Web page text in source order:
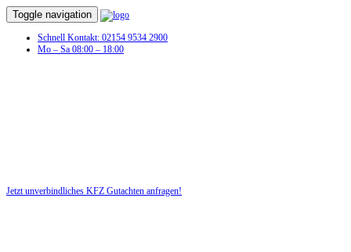
Toggle navigation
Schnell Kontakt: 02154 9534 2900
Mo – Sa 08:00 – 18:00
Jetzt unverbindliches KFZ Gutachten anfragen!